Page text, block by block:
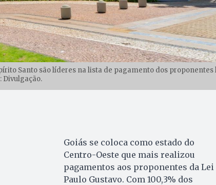
Santo são líderes na lista de pagamento dos proponentes
Divulgação.
Goiás se coloca como estado do
Centro-Oeste que mais realizou
pagamentos aos proponentes da Lei
Paulo Gustavo. Com 100,3% dos